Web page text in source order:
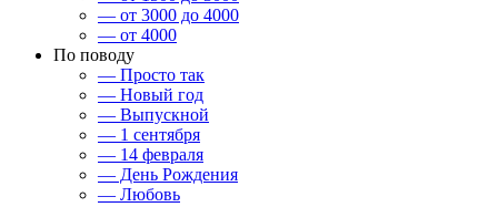
— от 3000 до 4000
— от 4000
По поводу
— Просто так
— Новый год
— Выпускной
— 1 сентября
— 14 февраля
— День Рождения
— Любовь